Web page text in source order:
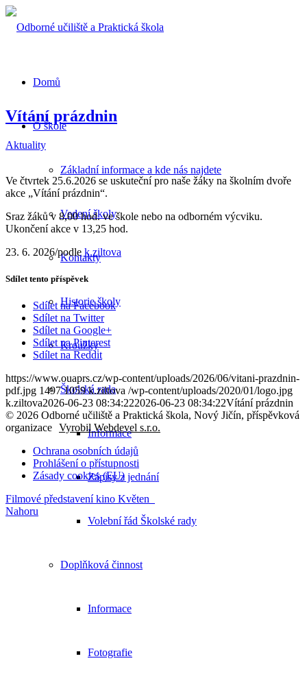
Domů
O škole
Základní informace a kde nás najdete
Vedení školy
Kontakty
Historie školy
Kroužky
Školská rada
Informace
Zápisy z jednání
Volební řád Školské rady
Doplňková činnost
Informace
Fotografie
Vítání prázdnin
Aktuality
Ve čtvrtek 25.6.2026 se uskuteční pro naše žáky na školním dvoře
akce „Vítání prázdnin“.
Sraz žáků v 8,00 hod. ve škole nebo na odborném výcviku.
Ukončení akce v 13,25 hod.
23. 6. 2026/podle k.ziltova
Sdílet tento příspěvek
Sdílet na Facebook
Sdílet na Twitter
Sdílet na Google+
Sdílet na Pinterest
Sdílet na Reddit
https://www.ouaprs.cz/wp-content/uploads/2026/06/vitani-prazdnin-
pdf.jpg 1497 1059 k.ziltova /wp-content/uploads/2020/01/logo.jpg
k.ziltova2026-06-23 08:34:222026-06-23 08:34:22Vítání prázdnin
© 2026 Odborné učiliště a Praktická škola, Nový Jičín, příspěvková
organizace Vyrobil Webdevel s.r.o.
Ochrana osobních údajů
Prohlášení o přístupnosti
Zásady cookies (EU)
Filmové představení kino Květen
Nahoru